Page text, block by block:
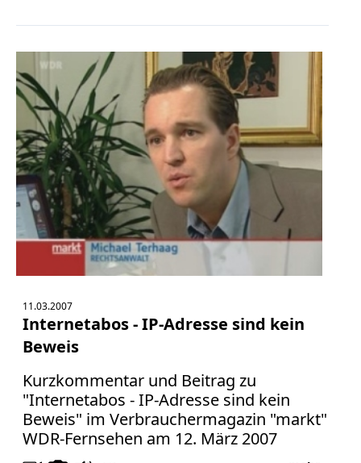
11.03.2007
Internetabos - IP-Adresse sind kein
Beweis
Kurzkommentar und Beitrag zu
"Internetabos - IP-Adresse sind kein
Beweis" im Verbrauchermagazin "markt"
WDR-Fernsehen am 12. März 2007